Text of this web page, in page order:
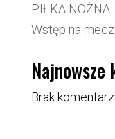
PIŁKA
Wstęp na
Najnowsze
Brak